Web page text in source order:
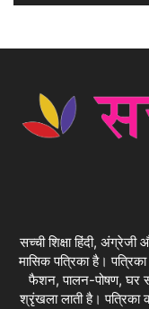
सच्ची शिक्षा हिंदी, अंग्रेजी
मासिक पत्रिका है।
फैशन, पालन-पोषण, घर
श्रृंखला लाती है। पत्रिका